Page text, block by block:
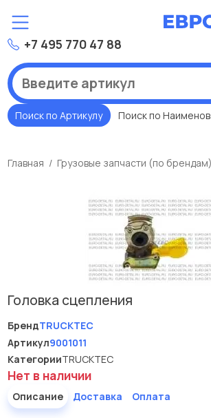
+7 495 770 47 88
Поиск по Артикулу Поиск по
Главная Грузовые запчасти (по брендам)
Головка сцепления
БрендTRUCKTEC
Артикул9001011
КатегорииTRUCKTEC
Нет в наличии
Описание Доставка Оплата